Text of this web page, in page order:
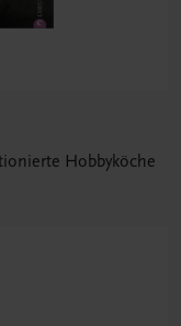
Hobbyköche